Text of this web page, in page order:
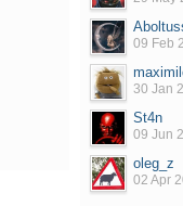
09 Feb
30 Jan
St4n
09 Jun
oleg_z
02 Apr